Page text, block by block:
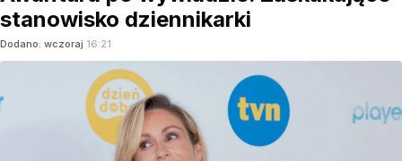
stanowisko dziennikarki
Dodano: wczoraj 16:21